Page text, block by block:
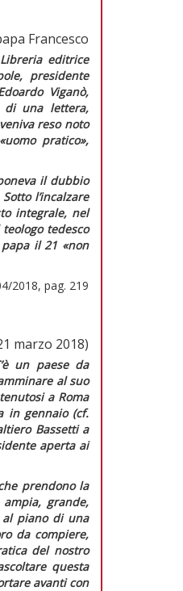
Francesco
editrice
presidente
Viganò,
di una lettera,
reso noto
«uomo pratico»,
il dubbio
l’incalzare
integrale, nel
tedesco
il 21 «non
2018, pag. 219
marzo 2018)
un paese da
al suo
a Roma
in gennaio (cf.
Bassetti a
aperta ai
prendono la
grande,
al piano di una
da compiere,
del nostro
questa
avanti con